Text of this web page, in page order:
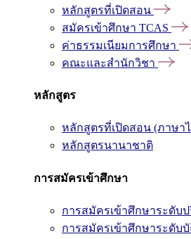
หลักสูตรที่เปิดสอน
สมัครเข้าศึกษา TCAS
ค่าธรรมเนียมการศึกษา
คณะและสำนักวิชา
หลักสูตร
หลักสูตรที่เปิดสอน (ภาษา
หลักสูตรนานาชาติ
การสมัครเข้าศึกษา
การสมัครเข้าศึกษาระดั
การสมัครเข้าศึกษาระดับ